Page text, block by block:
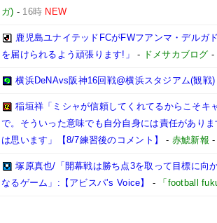
ガ) - 16時 NEW
鹿児島ユナイテッドFCがFWフアンマ・デルガ
を届けられるよう頑張ります!」
- ドメサカブログ -
横浜DeNAvs阪神16回戦@横浜スタジアム(観戦)
稲垣祥「ミシャが信頼してくれてるからこそキ
で。そういった意味でも自分自身には責任があり
は思います」【8/7練習後のコメント】
- 赤鯱新報
塚原真也/「開幕戦は勝ち点3を取って目標に向
なるゲーム」:【アビスパ’s Voice】
- 「football